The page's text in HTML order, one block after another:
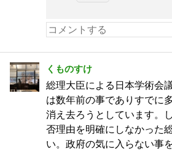
くものすけ
総理大臣による日本学術会
は数年前の事でありすでに
消え去ろうとしています。
否理由を明確にしなかった
い。政府の気に入らない事